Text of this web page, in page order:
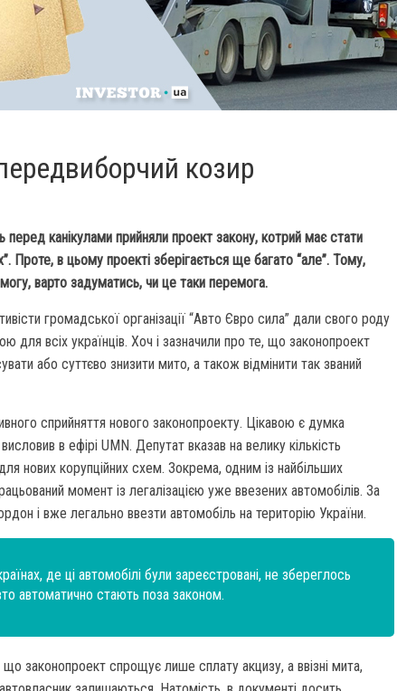
козир
перед канікулами прийняли проект закону, котрий має стати
Проте, в цьому проекті зберігається ще багато “але”. Тому,
варто задуматись, чи це таки перемога.
громадської організації “Авто Євро сила” дали свого роду
всіх українців. Хоч і зазначили про те, що законопроект
або суттєво знизити мито, а також відмінити так званий
сприйняття нового законопроекту. Цікавою є думка
в ефірі UMN. Депутат вказав на велику кількість
нових корупційних схем. Зокрема, одним із найбільших
момент із легалізацією уже ввезених автомобілів. За
і вже легально ввезти автомобіль на територію України.
де ці автомобілі були зареєстровані, не збереглось
автоматично стають поза законом.
законопроект спрощує лише сплату акцизу, а ввізні мита,